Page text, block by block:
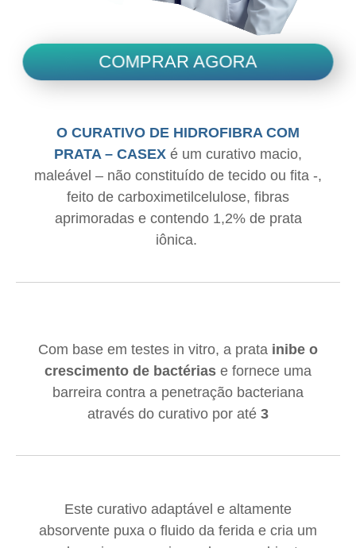
COMPRAR AGORA
O CURATIVO DE HIDROFIBRA COM
PRATA – CASEX é um curativo macio,
maleável – não constituído de tecido ou fita -,
feito de carboximetilcelulose, fibras
aprimoradas e contendo 1,2% de prata
iônica.
Com base em testes in vitro, a prata inibe o
crescimento de bactérias e fornece uma
barreira contra a penetração bacteriana
através do curativo por até 3
Este curativo adaptável e altamente
absorvente puxa o fluido da ferida e cria um